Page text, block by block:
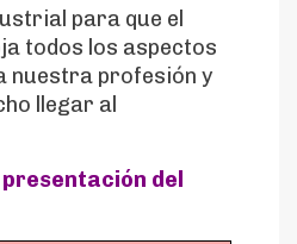
para que el
todos los aspectos
nuestra profesión y
llegar al
del